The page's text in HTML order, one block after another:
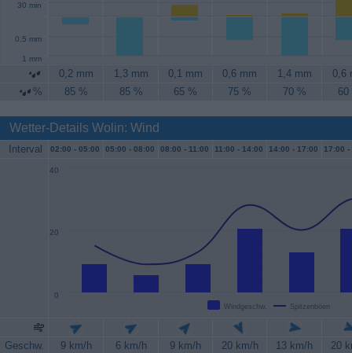
30 min
0.5 mm
1 mm
0,2 mm 1,3 mm 0,1 mm 0,6 mm 1,4 mm
0,6
%
85 % 85 % 65 % 75 % 70 % 60
Wetter-Details Wolin: Wind
Interval 02:00 - 05:00 05:00 - 08:00 08:00 - 11:00 11:00 - 14:00 14:00 - 17:00 17:00 -
Windgeschw. Spitzenböen
0
20
40
Geschw. 9 km/h 6 km/h 9 km/h 20 km/h 13 km/h
20